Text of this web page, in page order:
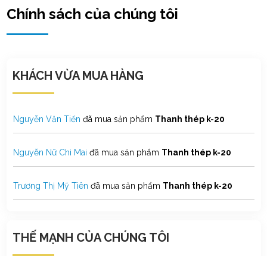
Chính sách của chúng tôi
KHÁCH VỪA MUA HÀNG
Võ Thành Hưngđã mua sản phẩmThanh thép k-20
Nguyễn Văn Tiến đã mua sản phẩm Thanh thép k-20
Nguyễn Nữ Chi Mai đã mua sản phẩm Thanh thép k-20
Trương Thị Mỹ Tiên đã mua sản phẩm Thanh thép k-20
Nguyễn Đan Phương
THẾ MẠNH CỦA CHÚNG TÔI